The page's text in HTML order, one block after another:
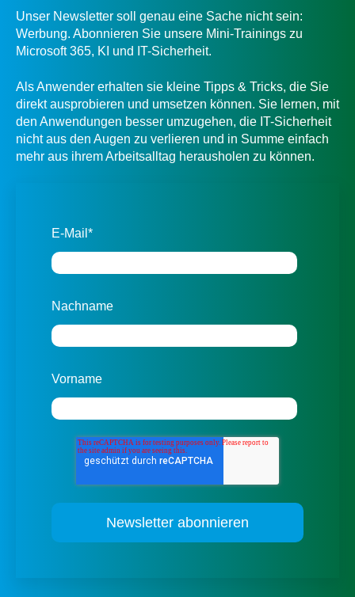
Unser Newsletter soll genau eine Sache nicht sein:
Werbung. Abonnieren Sie unsere Mini-Trainings zu
Microsoft 365, KI und IT-Sicherheit.
Als Anwender erhalten sie kleine Tipps & Tricks, die Sie
direkt ausprobieren und umsetzen können. Sie lernen, mit
den Anwendungen besser umzugehen, die IT-Sicherheit
nicht aus den Augen zu verlieren und in Summe einfach
mehr aus ihrem Arbeitsalltag herausholen zu können.
E-Mail *
Nachname
Vorname